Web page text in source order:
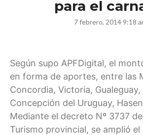
para el
7 febrero, 2014 9:18
Según supo APFDigital, el
en forma de aportes, entre las
Concordia, Victoria, Gualeguay,
Concepción del Uruguay,
Mediante el decreto Nº 3737
Turismo provincial, se amplió